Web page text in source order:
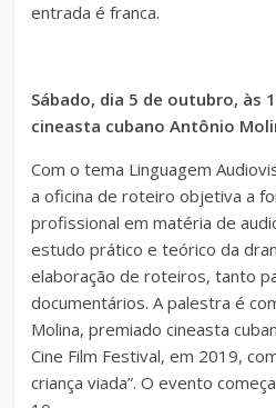
entrada é franca.
Sábado, dia 5 de outubro, às
cineasta cubano Antônio
Com o tema Linguagem
a oficina de roteiro objetiva a
profissional em matéria de
estudo prático e teórico da
elaboração de roteiros, tanto
documentários. A palestra é
Molina, premiado cineasta
Cine Film Festival, em 2019,
criança viada”. O evento